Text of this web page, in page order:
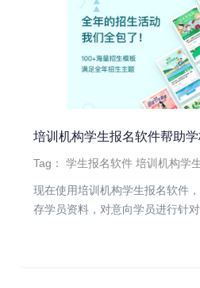
培训机构学生报名软件帮助
Tag：学生报名软件 培训机构学
现在使用培训机构学生报名软件
存学员资料，对意向学员进行针